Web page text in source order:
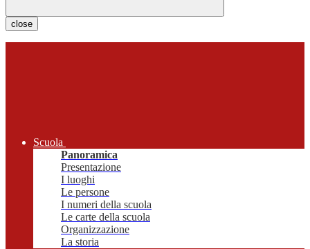
close
Scuola
Panoramica
Presentazione
I luoghi
Le persone
I numeri della scuola
Le carte della scuola
Organizzazione
La storia